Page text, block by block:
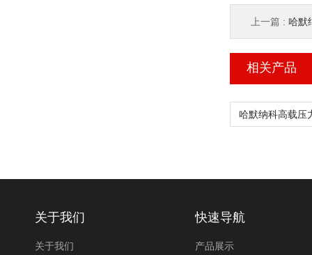
上一篇 : 哈默
相关产品
关于我们
关于我们
快速导航
产品展示